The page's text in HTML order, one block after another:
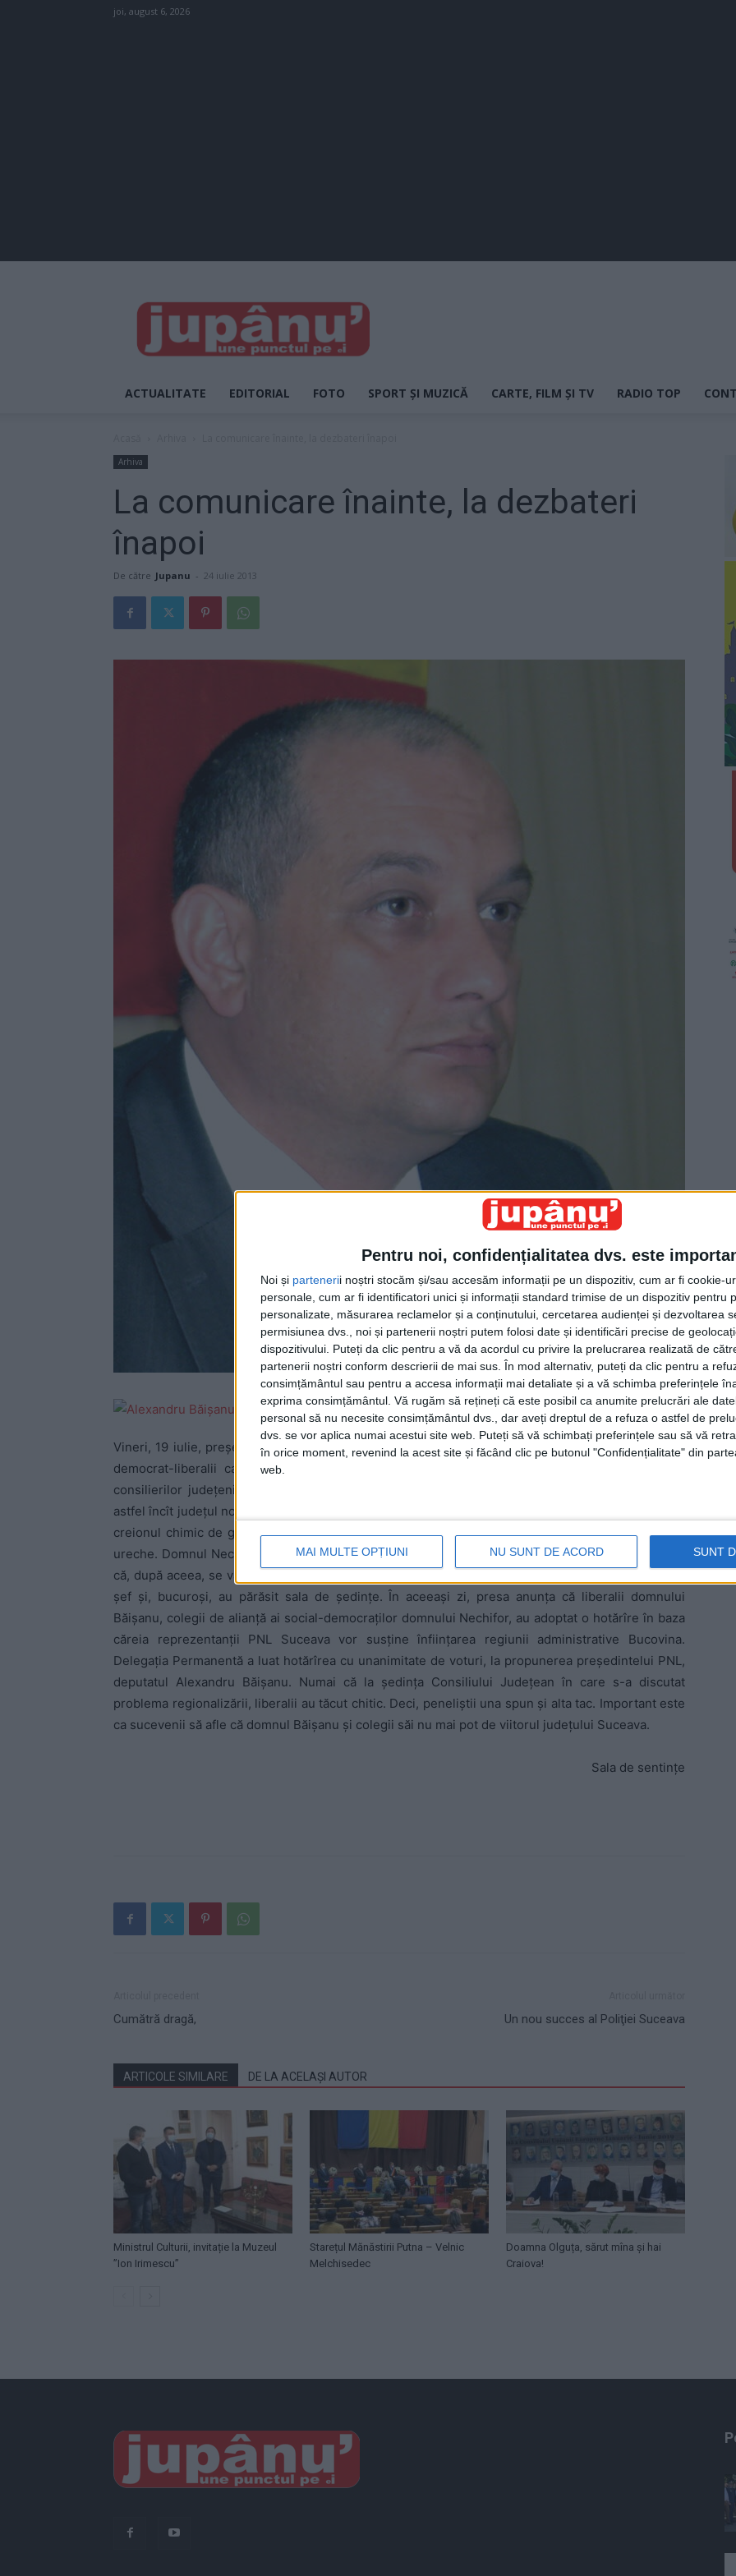
Pentru noi, confidențialitatea dvs. este
Noi și partenerii noștri stocăm și/sau accesăm informații pe un dispozitiv, cum ar fi cookie-
personale, cum ar fi identificatori unici și informații standard trimise de un dispozitiv pentru
personalizate, măsurarea reclamelor și a conținutului, cercetarea audienței și dezvoltarea
permisiunea dvs., noi și partenerii noștri putem folosi date și identificări precise de
dispozitivului. Puteți da clic pentru a vă da acordul cu privire la prelucrarea realizată de
partenerii noștri conform descrierii de mai sus. În mod alternativ, puteți da clic pentru a
consimțământul sau pentru a accesa informații mai detaliate și a vă schimba preferințele
exprima consimțământul. Vă rugăm să rețineți că este posibil ca anumite prelucrări ale
personal să nu necesite consimțământul dvs., dar aveți dreptul de a refuza o astfel de
dvs. se vor aplica numai acestui site web. Puteți să vă schimbați preferințele sau să vă
în orice moment, revenind la acest site și făcând clic pe butonul "Confidențialitate" din
web.
MAI MULTE OPȚIUNI NU SUNT DE ACORD SUNT
joi, august 6, 2026
JUPÂNU'
ACTUALITATE EDITORIAL FOTO SPORT ȘI MUZICĂ CARTE, FILM ȘI TV RADIO TOP
Arhiva
La comunicare înainte, la dezbateri
înapoi
De către Jupanu - 24 iulie 2013
Liberalii lui Alexandru Băişanu una spun în Delegaţia
Permanentă şi alta tac în şedinţa Consiliului Judeţean.
Vineri, 19 iulie, preşedintele PSD al Consiliului Judeţean Suceava, Cătălin Nechifor, i-a fentat pe
democrat-liberalii care veniseră la şedinţă cu un apel sub braţ, pentru a cere votul tuturor
consilierilor judeţeni.
astfel încît judeţul nostru să nu ajungă în regiunea cu şase judeţe şi cu capitala la Iaşi desenată cu
creionul chimic de gestionar de gostat pe care vicepremierul PSD, Liviu Dragnea, îl poartă după
ureche. Domnul Nechifor le-a propus democrat-liberalilor să scrie cu toţii un alt apel şi a promis
că, după aceea, se va bate pentru Suceava. Pedeliştii au muşcat momeala aruncată de pesedistul
şef şi, bucuroşi, au părăsit sala de şedinţe. În aceeaşi zi, presa anunţa că liberalii domnului
Băişanu, colegii de alianţă ai social-democraţilor domnului Nechifor, au adoptat o hotărîre în baza
căreia reprezentanţii PNL Suceava vor susţine înfiinţarea regiunii administrative Bucovina.
Delegaţia Permanentă a luat hotărîrea cu unanimitate de voturi, la propunerea preşedintelui PNL,
deputatul Alexandru Băişanu. Numai că la şedinţa Consiliului Judeţean în care s-a discutat
problema regionalizării, liberalii au tăcut chitic. Deci, peneliştii una spun şi alta tac. Important este
ca sucevenii să afle că domnul Băişanu şi colegii săi nu mai pot de viitorul judeţului Suceava.
Sala de sentinţe
Cumătră dragă, Un nou succes al Poliţiei Suceava
ARTICOLE SIMILARE DE LA ACELAȘI AUTOR
Ministrul Culturii, invitație la Muzeul
”Ion Irimescu”
Starețul Mănăstirii Putna – Velnic
Melchisedec
Doamna Olguța, sărut mîna și hai
Craiova!